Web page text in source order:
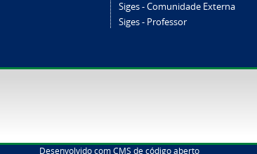
Siges - Comunidade Externa
Siges - Professor
Desenvolvido com CMS de código aberto